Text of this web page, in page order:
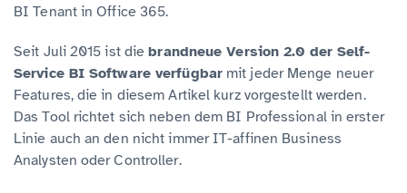
BI Tenant in Office 365.
Seit Juli 2015 ist diebrandneue Version 2.0 der Self-
Service BI Software verfügbarmit jeder Menge neuer
Features, die in diesem Artikel kurz vorgestellt werden.
Das Tool richtet sich neben dem BI Professional in erster
Linie auch an den nicht immer IT-affinen Business
Analysten oder Controller.